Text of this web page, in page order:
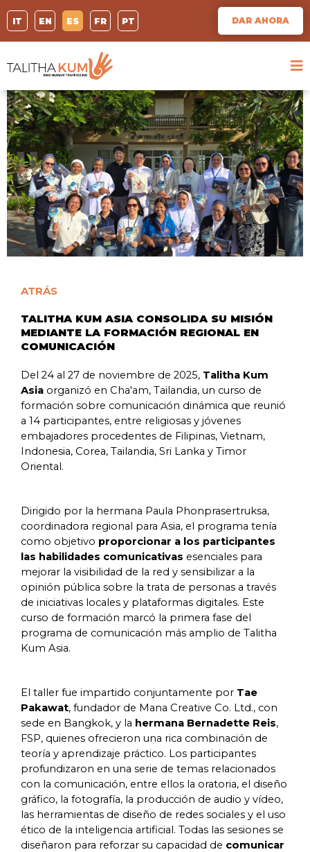
IT EN ES FR PT DAR AHORA
ATRÁS
TALITHA KUM ASIA CONSOLIDA SU MISIÓN
MEDIANTE LA FORMACIÓN REGIONAL EN
COMUNICACIÓN
Del 24 al 27 de noviembre de 2025, Talitha Kum
Asia organizó en Cha'am, Tailandia, un curso de
formación sobre comunicación dinámica que reunió
a 14 participantes, entre religiosas y jóvenes
embajadores procedentes de Filipinas, Vietnam,
Indonesia, Corea, Tailandia, Sri Lanka y Timor
Oriental.
Dirigido por la hermana Paula Phonprasertruksa,
coordinadora regional para Asia, el programa tenía
como objetivo proporcionar a los participantes
las habilidades comunicativas esenciales para
mejorar la visibilidad de la red y sensibilizar a la
opinión pública sobre la trata de personas a través
de iniciativas locales y plataformas digitales. Este
curso de formación marcó la primera fase del
programa de comunicación más amplio de Talitha
Kum Asia.
El taller fue impartido conjuntamente por Tae
Pakawat, fundador de Mana Creative Co. Ltd., con
sede en Bangkok, y la hermana Bernadette Reis,
FSP, quienes ofrecieron una rica combinación de
teoría y aprendizaje práctico. Los participantes
profundizaron en una serie de temas relacionados
con la comunicación, entre ellos la oratoria, el diseño
gráfico, la fotografía, la producción de audio y vídeo,
las herramientas de diseño de redes sociales y el uso
ético de la inteligencia artificial. Todas las sesiones se
diseñaron para reforzar su capacidad de comunicar